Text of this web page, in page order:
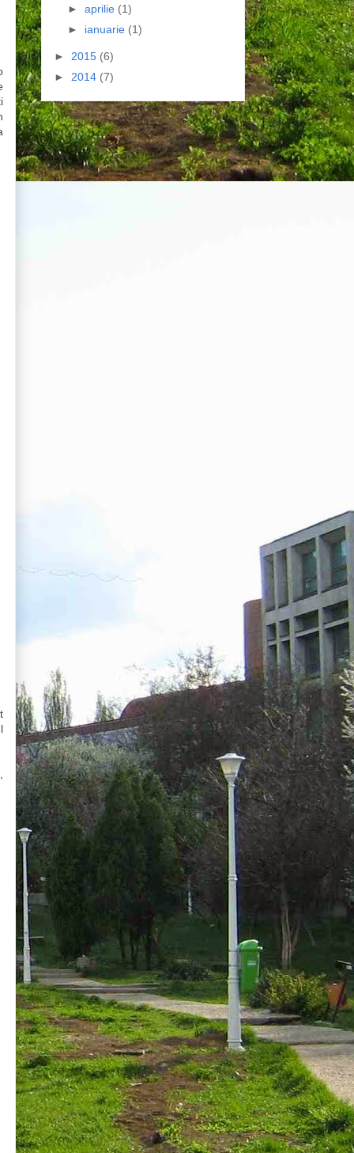
► aprilie (1)
► ianuarie (1)
► 2015 (6)
► 2014 (7)